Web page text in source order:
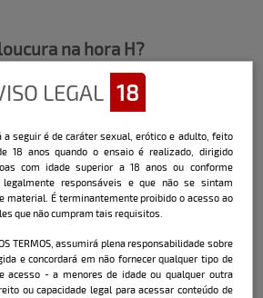
na hora H?
com olhos nos olhos.
a sua quarentena?
não tenho o que
LEGAL 18
a seguir é de caráter sexual, erótico e adulto, feito
18 anos quando o ensaio é realizado, dirigido
com idade superior a 18 anos ou conforme
responsáveis e que não se sintam
material. É terminantemente proibido o acesso ao
que não cumpram tais requisitos.
TERMOS, assumirá plena responsabilidade sobre
e concordará em não fornecer qualquer tipo de
acesso - a menores de idade ou qualquer outra
ou capacidade legal para acessar conteúdo de